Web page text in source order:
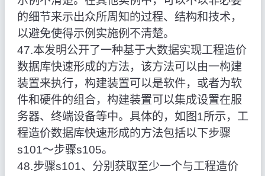
的细节来示出众所周知的过程、结构和技术，
以避免使得示例实施例不清楚。
47.本发明公开了一种基于大数据实现工程造价
数据库快速形成的方法，该方法可以由一构建
装置来执行，构建装置可以是软件，或者为软
件和硬件的组合，构建装置可以集成设置在服
务器、终端设备等中。具体的，如图1所示，工
程造价数据库快速形成的方法包括以下步骤
s101～步骤s105。
48.步骤s101、分别获取至少一个与工程造价